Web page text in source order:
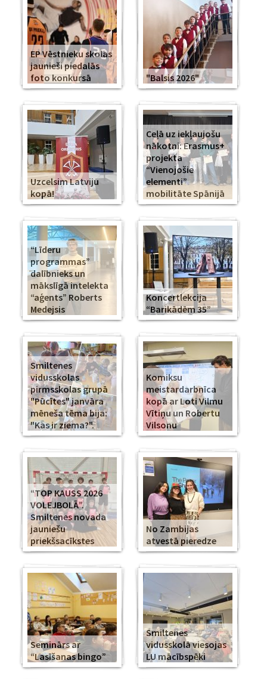
EP Vēstnieku skolas
jaunieši piedalās
foto konkursā
"Balsis 2026"
Uzcelsim Latviju
kopā!
Ceļā uz iekļaujošu
nākotni: Erasmus+
projekta
“Vienojošie
elementi”
mobilitāte Spānijā
“Līderu
programmas”
dalībnieks un
mākslīgā intelekta
“aģents” Roberts
Medejsis
Koncertlekcija
“Barikādēm 35”
Smiltenes
vidusskolas
pirmsskolas grupā
"Pūcītes" janvāra
mēneša tēma bija:
"Kas ir ziema?".
Komiksu
meistardarbnīca
kopā ar Loti Vilmu
Vītiņu un Robertu
Vilsonu
“TOP KAUSS 2026
VOLEJBOLĀ”.
Smiltenes novada
jauniešu
priekšsacīkstes
No Zambijas
atvestā pieredze
Seminārs ar
“Lasīšanas bingo”
Smiltenes
vidusskolā viesojas
LU mācībspēki